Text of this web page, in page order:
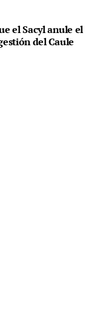
el Sacyl anule el
del Caule